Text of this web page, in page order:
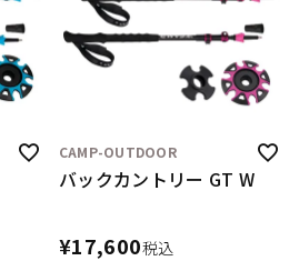
CAMP-OUTDOOR
バックカントリー GT W
¥17,600税込